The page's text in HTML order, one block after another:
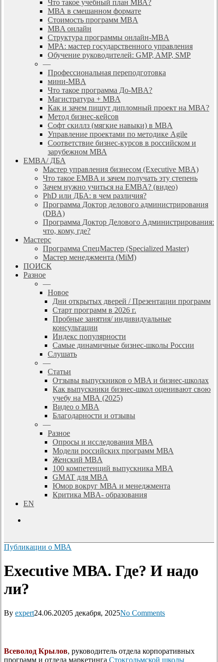
Что такое учебный план МВА?
МВА в смешанном формате
Стоимость программ MBA
MBA онлайн
Cтруктура программы онлайн-MBA
MPA: мастер государственного управления
Обучение руководителей: GMP, AMP, SMP
—
Профессиональная переподготовка
мини-MBA
Что такое программа До-MBA?
Магистратура + MBA
Как и зачем пишут дипломный проект на МВА?
Метод бизнес-кейсов
Софт скиллз (мягкие навыки) в MBA
Управление проектами по методике Agile
Соответствие бизнес-курсов в российском и
зарубежном МВА
EMBA/ ДБA
Мастер управления бизнесом (Executive MBA)
Что такое EMBA и зачем получать эту степень
Зачем нужно учиться на EMBA? (видео)
PhD или ДБА: в чем различия?
Программа Доктор делового администрирования
(DBА)
Программа Доктор Делового Администрирования:
что, кому, где?
Мастерс
Программа СпецМастер (Specialized Master)
Мастер менеджмента (MiM)
ПОИСК
Разное
—
Новое
Дни открытых дверей / Презентации программ
Старт программ в 2026 г.
Пробные занятия/ индивидуальные
консультации
Индекс популярности
Самые динамичные бизнес-школы России
Слушать
—
Статьи
Отзывы выпускников о MBA и бизнес-школах
Как выпускники бизнес-школ оценивают свою
учебу на МВА (2025)
Видео о MBA
Благодарности и отзывы
—
Разное
Опросы и исследования MBA
Модели российских программ МВА
Женский MBA
100 компетенций выпускника MBA
GMAT для MBA
Юмор вокруг МВА и менеджмента
Критика MBA- образования
EN
Публикации о МВА
Executive МВА. Где? И надо
ли?
By expert24.06.20205 декабря, 2025No Comments
Всеволод Крылов, руководитель отдела корпоративных
программ и отдела маркетинга Стокгольмской школы